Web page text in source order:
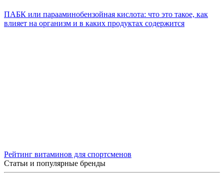
ПАБК или парааминобензойная кислота: что это такое, как
влияет на организм и в каких продуктах содержится
Рейтинг витаминов для спортсменов
Статьи и популярные бренды